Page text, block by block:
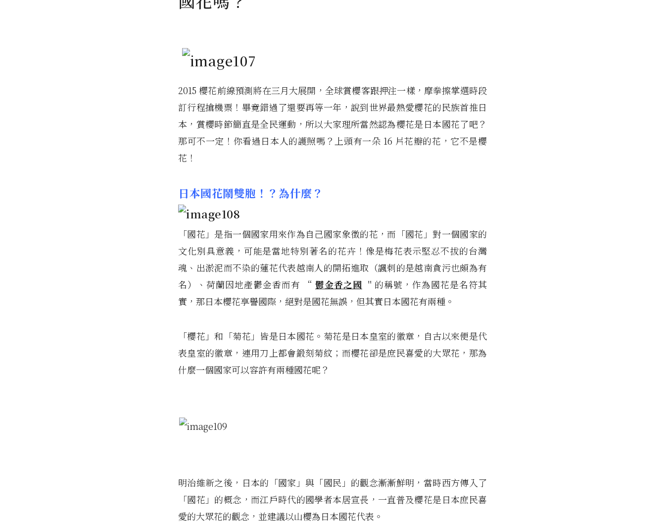
2015 櫻花前線預測將在三月大展開，全球賞櫻客跟押注一樣，摩拳擦掌選時段
訂行程搶機票！畢竟錯過了還要再等一年，說到世界最熱愛櫻花的民族首推日
本，賞櫻時節簡直是全民運動，所以大家理所當然認為櫻花是日本國花了吧？
那可不一定！你看過日本人的護照嗎？上頭有一朵 16 片花瓣的花，它不是櫻
花！
日本國花鬧雙胞！？為什麼？
「國花」是指一個國家用來作為自己國家象徵的花，而「國花」對一個國家的
文化別具意義，可能是當地特別著名的花卉！像是梅花表示堅忍不拔的台灣
魂、出淤泥而不染的蓮花代表越南人的開拓進取（諷刺的是越南貪污也頗為有
名）、荷蘭因地產鬱金香而有 “ 鬱金香之國 ＂的稱號，作為國花是名符其
實，那日本櫻花享譽國際，絕對是國花無誤，但其實日本國花有兩種。
「櫻花」和「菊花」皆是日本國花。菊花是日本皇室的徽章，自古以來便是代
表皇室的徽章，連用刀上都會鍛刻菊紋；而櫻花卻是庶民喜愛的大眾花，那為
什麼一個國家可以容許有兩種國花呢？
明治維新之後，日本的「國家」與「國民」的觀念漸漸鮮明，當時西方傳入了
「國花」的概念，而江戶時代的國學者本居宣長，一直普及櫻花是日本庶民喜
愛的大眾花的觀念，並建議以山櫻為日本國花代表。